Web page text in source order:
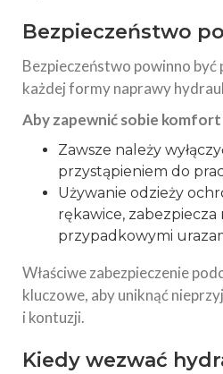
Bezpieczeństwo
Bezpieczeństwo powinno
każdej formy naprawy
Aby zapewnić sobie
Zawsze należy
przystąpieniem do
Używanie odzieży
rękawice, zabezpiecza
przypadkowymi
Właściwe zabezpieczenie
kluczowe, aby uniknąć
i kontuzji.
Kiedy wezwać